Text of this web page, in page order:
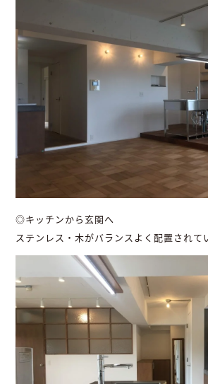
◎キッチンから玄関へ
ステンレス・木がバランスよく配置され